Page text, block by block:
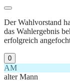
Der Wahlvorstand
das Wahlergebnis
erfolgreich
0
AM
alter Mann